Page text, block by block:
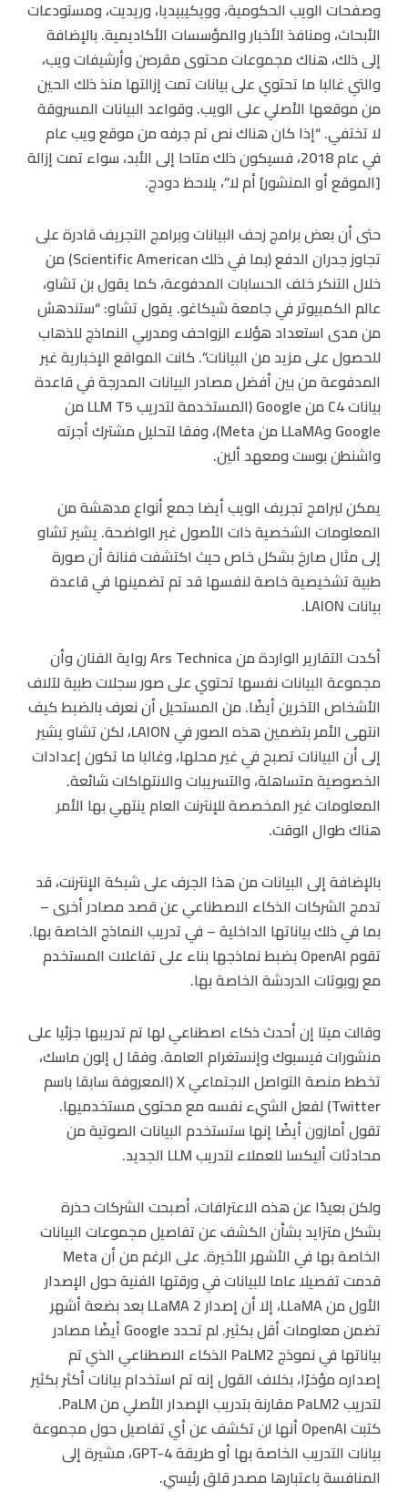
وصفحات الويب الحكومية، وويكيبيديا، وريديت، ومستودعات
الأبحاث، ومنافذ الأخبار والمؤسسات الأكاديمية. بالإضافة
إلى ذلك، هناك مجموعات محتوى مقرصن وأرشيفات ويب،
والتي غالبا ما تحتوي على بيانات تمت إزالتها منذ ذلك الحين
من موقعها الأصلي على الويب. وقواعد البيانات المسروقة
لا تختفي. “إذا كان هناك نص تم جرفه من موقع ويب عام
في عام 2018، فسيكون ذلك متاحا إلى الأبد، سواء تمت إزالة
[الموقع أو المنشور] أم لا”، يلاحظ دودج.
حتى أن بعض برامج زحف البيانات وبرامج التجريف قادرة على
تجاوز جدران الدفع (بما في ذلك Scientific American) من
خلال التنكر خلف الحسابات المدفوعة، كما يقول بن تشاو،
عالم الكمبيوتر في جامعة شيكاغو. يقول تشاو: “ستندهش
من مدى استعداد هؤلاء الزواحف ومدربي النماذج للذهاب
للحصول على مزيد من البيانات”. كانت المواقع الإخبارية غير
المدفوعة من بين أفضل مصادر البيانات المدرجة في قاعدة
بيانات C4 من Google (المستخدمة لتدريب LLM T5 من
Google وLLaMA من Meta)، وفقا لتحليل مشترك أجرته
واشنطن بوست ومعهد ألين.
يمكن لبرامج تجريف الويب أيضا جمع أنواع مدهشة من
المعلومات الشخصية ذات الأصول غير الواضحة. يشير تشاو
إلى مثال صارخ بشكل خاص حيث اكتشفت فنانة أن صورة
طبية تشخيصية خاصة لنفسها قد تم تضمينها في قاعدة
بيانات LAION.
أكدت التقارير الواردة من Ars Technica رواية الفنان وأن
مجموعة البيانات نفسها تحتوي على صور سجلات طبية لآلاف
الأشخاص الآخرين أيضًا. من المستحيل أن نعرف بالضبط كيف
انتهى الأمر بتضمين هذه الصور في LAION، لكن تشاو يشير
إلى أن البيانات تصبح في غير محلها، وغالبا ما تكون إعدادات
الخصوصية متساهلة، والتسريبات والانتهاكات شائعة.
المعلومات غير المخصصة للإنترنت العام ينتهي بها الأمر
هناك طوال الوقت.
بالإضافة إلى البيانات من هذا الجرف على شبكة الإنترنت، قد
تدمج الشركات الذكاء الاصطناعي عن قصد مصادر أخرى –
بما في ذلك بياناتها الداخلية – في تدريب النماذج الخاصة بها.
تقوم OpenAI بضبط نماذجها بناء على تفاعلات المستخدم
مع روبوتات الدردشة الخاصة بها.
وقالت ميتا إن أحدث ذكاء اصطناعي لها تم تدريبها جزئيا على
منشورات فيسبوك وإنستغرام العامة. وفقا ل إلون ماسك،
تخطط منصة التواصل الاجتماعي X (المعروفة سابقا باسم
Twitter) لفعل الشيء نفسه مع محتوى مستخدميها.
تقول أمازون أيضًا إنها ستستخدم البيانات الصوتية من
محادثات أليكسا للعملاء لتدريب LLM الجديد.
ولكن بعيدًا عن هذه الاعترافات، أصبحت الشركات حذرة
بشكل متزايد بشأن الكشف عن تفاصيل مجموعات البيانات
الخاصة بها في الأشهر الأخيرة. على الرغم من أن Meta
قدمت تفصيلا عاما للبيانات في ورقتها الفنية حول الإصدار
الأول من LLaMA، إلا أن إصدار LLaMA 2 بعد بضعة أشهر
تضمن معلومات أقل بكثير. لم تحدد Google أيضًا مصادر
بياناتها في نموذج PaLM2 الذكاء الاصطناعي الذي تم
إصداره مؤخرًا، بخلاف القول إنه تم استخدام بيانات أكثر بكثير
لتدريب PaLM2 مقارنة بتدريب الإصدار الأصلي من PaLM.
كتبت OpenAI أنها لن تكشف عن أي تفاصيل حول مجموعة
بيانات التدريب الخاصة بها أو طريقة GPT-4، مشيرة إلى
المنافسة باعتبارها مصدر قلق رئيسي.